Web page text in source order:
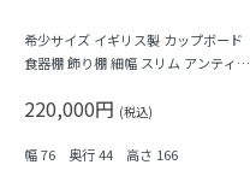
希少サイズ イギリス製 カップボード
食器棚 飾り棚 細幅 スリム アンティー
220,000円 (税込)
幅 76 奥行 44 高さ 166